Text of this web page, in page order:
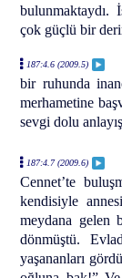
bulunmaktaydı.
çok güçlü bir
187:4.6 (2009.5)
bir ruhunda
merhametine
sevgi dolu
187:4.7 (2009.6)
Cennet’te
kendisiyle
meydana gelen
dönmüştü.
yaşananları